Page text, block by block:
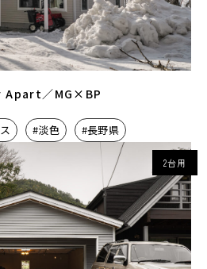
Apart／MG×BP
#淡色 #長野県
2台用